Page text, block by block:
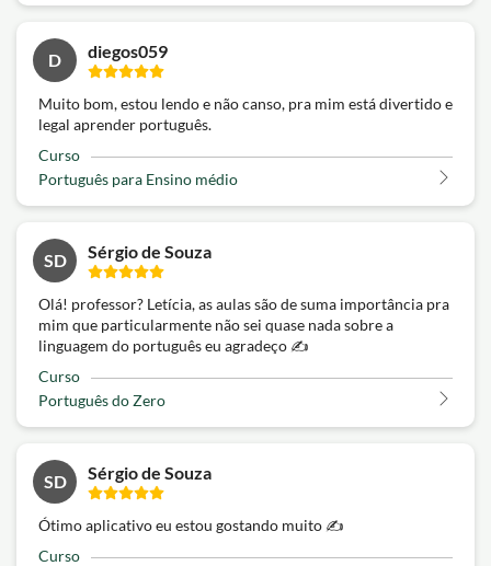
D diegos059
Muito bom, estou lendo e não canso, pra mim está divertido e
legal aprender português.
Curso
Português para Ensino médio
SD Sérgio de Souza
Olá! professor? Letícia, as aulas são de suma importância pra
mim que particularmente não sei quase nada sobre a
linguagem do português eu agradeço ✍️
Curso
Português do Zero
SD Sérgio de Souza
Ótimo aplicativo eu estou gostando muito ✍️
Curso